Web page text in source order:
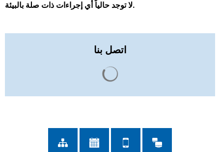
لا توجد حالياً أي إجراءات ذات صلة بالبيئة.
اتصل بنا